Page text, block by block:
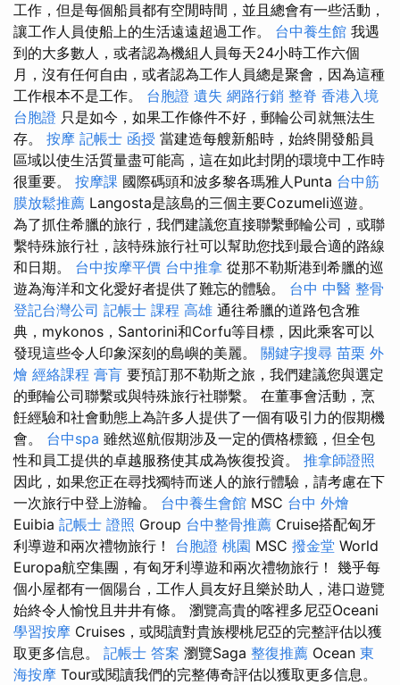
工作，但是每個船員都有空閒時間，並且總會有一些活動，
讓工作人員使船上的生活遠遠超過工作。 台中養生館 我遇
到的大多數人，或者認為機組人員每天24小時工作六個
月，沒有任何自由，或者認為工作人員總是聚會，因為這種
工作根本不是工作。 台胞證 遺失 網路行銷 整脊 香港入境
台胞證 只是如今，如果工作條件不好，郵輪公司就無法生
存。 按摩 記帳士 函授 當建造每艘新船時，始終開發船員
區域以使生活質量盡可能高，這在如此封閉的環境中工作時
很重要。 按摩課 國際碼頭和波多黎各瑪雅人Punta 台中筋
膜放鬆推薦 Langosta是該島的三個主要Cozumeli巡遊。
為了抓住希臘的旅行，我們建議您直接聯繫郵輪公司，或聯
繫特殊旅行社，該特殊旅行社可以幫助您找到最合適的路線
和日期。 台中按摩平價 台中推拿 從那不勒斯港到希臘的巡
遊為海洋和文化愛好者提供了難忘的體驗。 台中 中醫 整骨
登記台灣公司 記帳士 課程 高雄 通往希臘的道路包含雅
典，mykonos，Santorini和Corfu等目標，因此乘客可以
發現這些令人印象深刻的島嶼的美麗。 關鍵字搜尋 苗栗 外
燴 經絡課程 膏肓 要預訂那不勒斯之旅，我們建議您與選定
的郵輪公司聯繫或與特殊旅行社聯繫。 在董事會活動，烹
飪經驗和社會動態上為許多人提供了一個有吸引力的假期機
會。 台中spa 雖然巡航假期涉及一定的價格標籤，但全包
性和員工提供的卓越服務使其成為恢復投資。 推拿師證照
因此，如果您正在尋找獨特而迷人的旅行體驗，請考慮在下
一次旅行中登上游輪。 台中養生會館 MSC 台中 外燴
Euibia 記帳士 證照 Group 台中整骨推薦 Cruise搭配匈牙
利導遊和兩次禮物旅行！ 台胞證 桃園 MSC 撥金堂 World
Europa航空集團，有匈牙利導遊和兩次禮物旅行！ 幾乎每
個小屋都有一個陽台，工作人員友好且樂於助人，港口遊覽
始終令人愉悅且井井有條。 瀏覽高貴的喀裡多尼亞Oceani
學習按摩 Cruises，或閱讀對貴族櫻桃尼亞的完整評估以獲
取更多信息。 記帳士 答案 瀏覽Saga 整復推薦 Ocean 東
海按摩 Tour或閱讀我們的完整傳奇評估以獲取更多信息。